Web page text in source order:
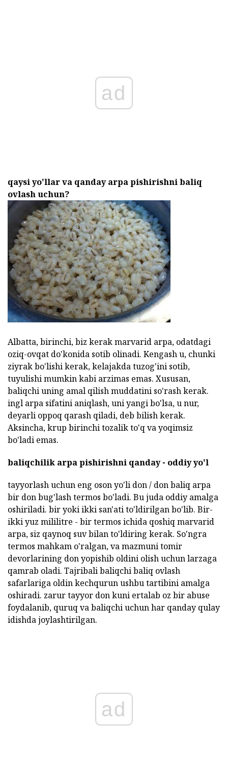
ad
qaysi yo'llar va qanday arpa pishirishni baliq
ovlash uchun?
Albatta, birinchi, biz kerak marvarid arpa, odatdagi
oziq-ovqat do'konida sotib olinadi. Kengash u, chunki
ziyrak bo'lishi kerak, kelajakda tuzog'ini sotib,
tuyulishi mumkin kabi arzimas emas. Xususan,
baliqchi uning amal qilish muddatini so'rash kerak.
ingl arpa sifatini aniqlash, uni yangi bo'lsa, u nur,
deyarli oppoq qarash qiladi, deb bilish kerak.
Aksincha, krup birinchi tozalik to'q va yoqimsiz
bo'ladi emas.
baliqchilik arpa pishirishni qanday - oddiy yo'l
tayyorlash uchun eng oson yo'li don / don baliq arpa
bir don bug'lash termos bo'ladi. Bu juda oddiy amalga
oshiriladi. bir yoki ikki san'ati to'ldirilgan bo'lib. Bir-
ikki yuz mililitre - bir termos ichida qoshiq marvarid
arpa, siz qaynoq suv bilan to'ldiring kerak. So'ngra
termos mahkam o'ralgan, va mazmuni tomir
devorlarining don yopishib oldini olish uchun larzaga
qamrab oladi. Tajribali baliqchi baliq ovlash
safarlariga oldin kechqurun ushbu tartibini amalga
oshiradi. zarur tayyor don kuni ertalab oz bir abuse
foydalanib, quruq va baliqchi uchun har qanday qulay
idishda joylashtirilgan.
ad